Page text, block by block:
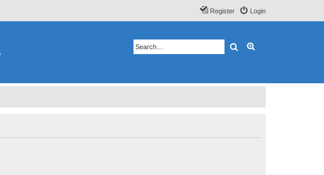
Login
Register
Search